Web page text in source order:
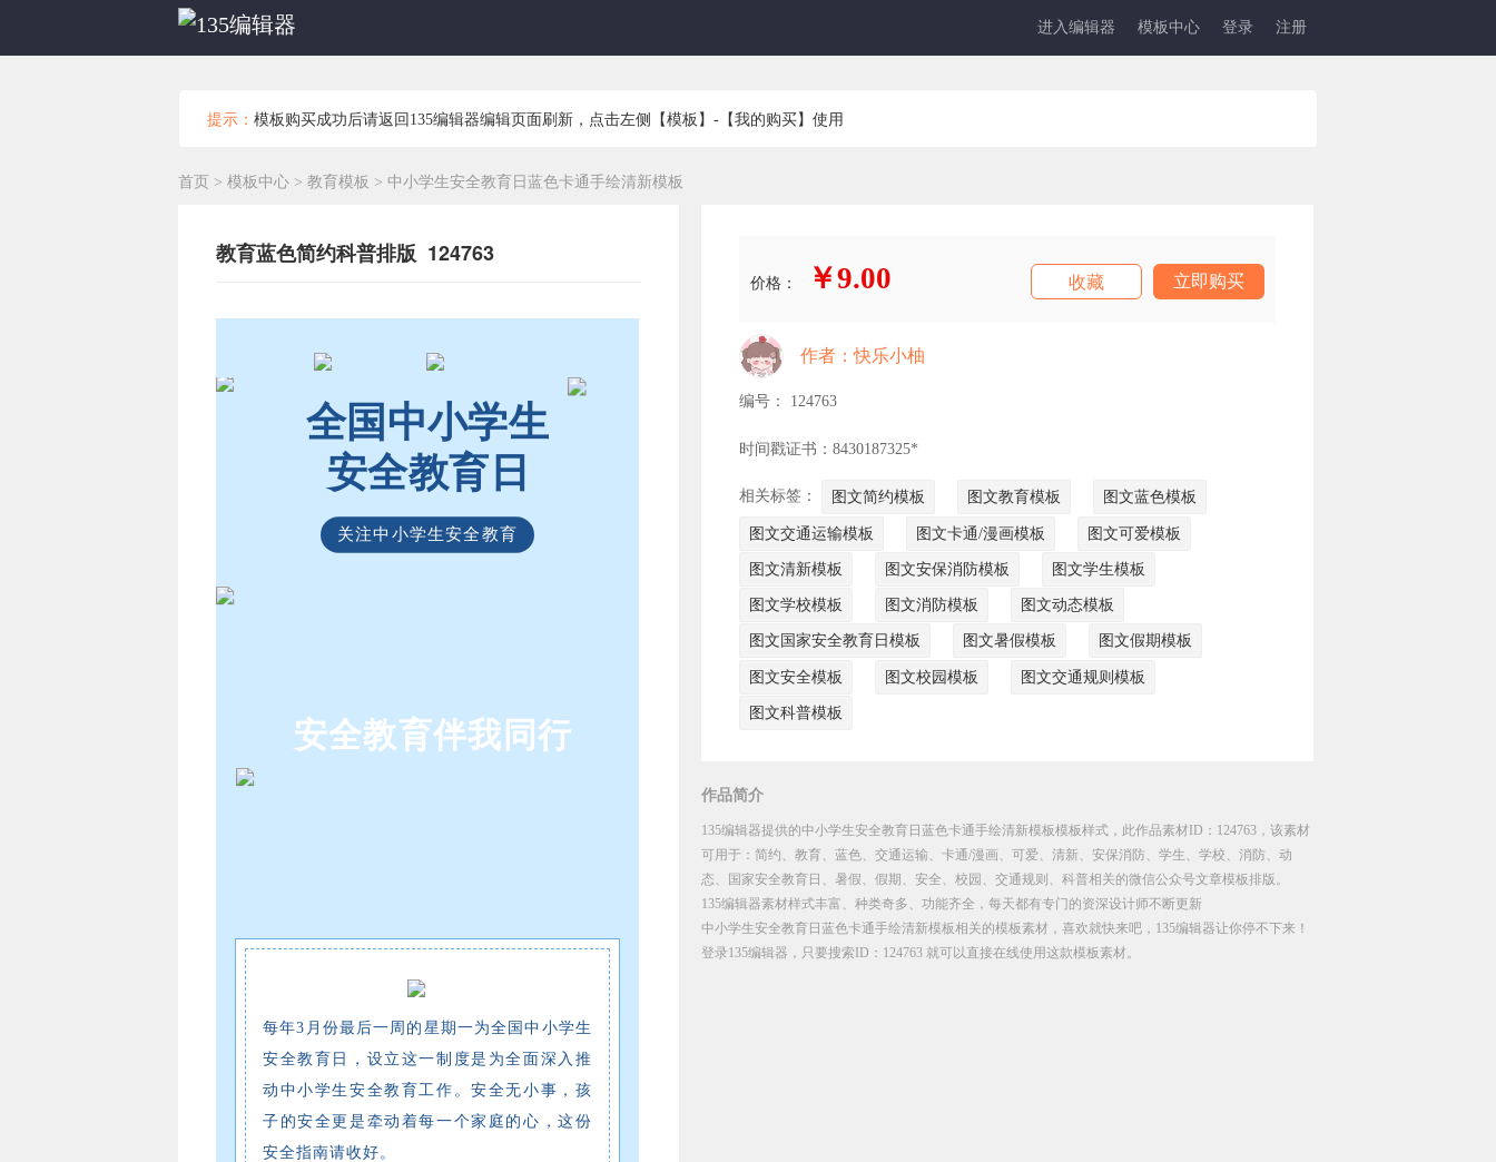
进入编辑器 模板中心 登录 注册
提示： 模板购买成功后请返回135编辑器编辑页面刷新，点击左侧【模板】-【我的购买】使用
首页 > 模板中心 > 教育模板 > 中小学生安全教育日蓝色卡通手绘清新模板
教育蓝色简约科普排版 124763
全国中小学生
安全教育日
关注中小学生安全教育
安全教育伴我同行
每年3月份最后一周的星期一为全国中小学生
安全教育日，设立这一制度是为全面深入推
动中小学生安全教育工作。安全无小事，孩
子的安全更是牵动着每一个家庭的心，这份
安全指南请收好。
价格： ￥9.00 立即购买
收藏
作者：快乐小柚
编号： 124763
时间戳证书：8430187325*
相关标签： 图文简约模板 图文教育模板 图文蓝色模板
图文交通运输模板 图文卡通/漫画模板 图文可爱模板
图文清新模板 图文安保消防模板 图文学生模板
图文学校模板 图文消防模板 图文动态模板
图文国家安全教育日模板 图文暑假模板 图文假期模板
图文安全模板 图文校园模板 图文交通规则模板
图文科普模板
作品简介
135编辑器提供的中小学生安全教育日蓝色卡通手绘清新模板模板样式，此作品素材ID：124763，该素材
可用于：简约、教育、蓝色、交通运输、卡通/漫画、可爱、清新、安保消防、学生、学校、消防、动
态、国家安全教育日、暑假、假期、安全、校园、交通规则、科普相关的微信公众号文章模板排版。
135编辑器素材样式丰富、种类奇多、功能齐全，每天都有专门的资深设计师不断更新
中小学生安全教育日蓝色卡通手绘清新模板相关的模板素材，喜欢就快来吧，135编辑器让你停不下来！
登录135编辑器，只要搜索ID：124763 就可以直接在线使用这款模板素材。